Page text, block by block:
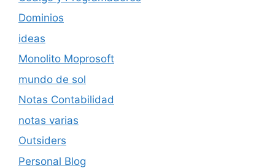
Dominios
ideas
Monolito Moprosoft
mundo de sol
Notas Contabilidad
notas varias
Outsiders
Personal Blog